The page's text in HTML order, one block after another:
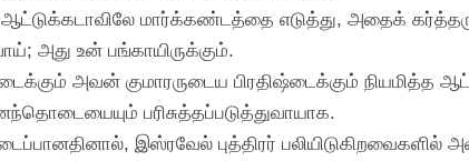
மார்க்கண்டத்தை எடுத்து, அதைக்
அது உன் பங்காயிருக்கும்.
அவன் குமாரருடைய பிரதிஷ்டைக்கும் நியமித்த
பரிசுத்தப்படுத்துவாயாக.
இஸ்ரவேல் புத்திரர்